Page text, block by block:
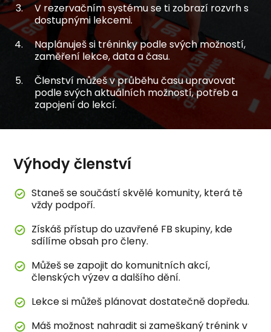
V rezervačním systému se ti zobrazí rozvrh s
dostupnými lekcemi.
Naplánuješ si tréninky podle svých možností,
zaměření lekce, data a času.
Členství můžeš v průběhu času upravovat
podle svých aktuálních možností, potřeb a
zapojení do lekcí.
Výhody členství
Staneš se součástí skvělé komunity, která tě
vždy podpoří.
Získáš přístup do uzavřené FB skupiny, kde
sdílíme obsah pro členy.
Můžeš se zapojit do komunitních akcí,
členských výzev a dalšího dění.
Lekce si můžeš plánovat dostatečně dopředu.
Máš možnost nahradit si zameškaný trénink v